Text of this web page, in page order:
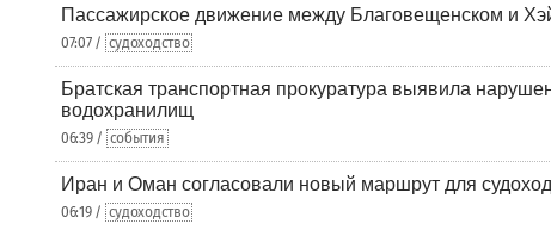
Пассажирское движение между Благовещенском и
07:07 / судоходство
Братская транспортная прокуратура выявила
водохранилищ
06:39 / события
Иран и Оман согласовали новый маршрут для
06:19 / судоходство